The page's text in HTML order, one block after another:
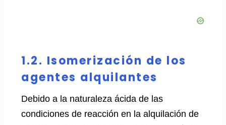
1.2. Isomerización de los
agentes alquilantes
Debido a la naturaleza ácida de las
condiciones de reacción en la alquilación de